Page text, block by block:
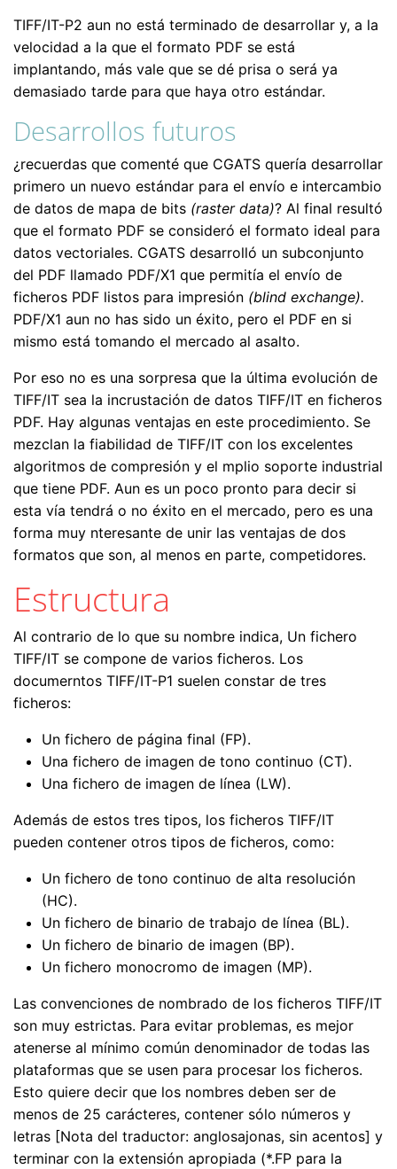
TIFF/IT-P2 aun no está terminado de desarrollar y, a la
velocidad a la que el formato PDF se está
implantando, más vale que se dé prisa o será ya
demasiado tarde para que haya otro estándar.
Desarrollos futuros
¿recuerdas que comenté que CGATS quería desarrollar
primero un nuevo estándar para el envío e intercambio
de datos de mapa de bits (raster data)? Al final resultó
que el formato PDF se consideró el formato ideal para
datos vectoriales. CGATS desarrolló un subconjunto
del PDF llamado PDF/X1 que permitía el envío de
ficheros PDF listos para impresión (blind exchange).
PDF/X1 aun no has sido un éxito, pero el PDF en si
mismo está tomando el mercado al asalto.
Por eso no es una sorpresa que la última evolución de
TIFF/IT sea la incrustación de datos TIFF/IT en ficheros
PDF. Hay algunas ventajas en este procedimiento. Se
mezclan la fiabilidad de TIFF/IT con los excelentes
algoritmos de compresión y el mplio soporte industrial
que tiene PDF. Aun es un poco pronto para decir si
esta vía tendrá o no éxito en el mercado, pero es una
forma muy nteresante de unir las ventajas de dos
formatos que son, al menos en parte, competidores.
Estructura
Al contrario de lo que su nombre indica, Un fichero
TIFF/IT se compone de varios ficheros. Los
documerntos TIFF/IT-P1 suelen constar de tres
ficheros:
Un fichero de página final (FP).
Una fichero de imagen de tono continuo (CT).
Una fichero de imagen de línea (LW).
Además de estos tres tipos, los ficheros TIFF/IT
pueden contener otros tipos de ficheros, como:
Un fichero de tono continuo de alta resolución
(HC).
Un fichero de binario de trabajo de línea (BL).
Un fichero de binario de imagen (BP).
Un fichero monocromo de imagen (MP).
Las convenciones de nombrado de los ficheros TIFF/IT
son muy estrictas. Para evitar problemas, es mejor
atenerse al mínimo común denominador de todas las
plataformas que se usen para procesar los ficheros.
Esto quiere decir que los nombres deben ser de
menos de 25 carácteres, contener sólo números y
letras [Nota del traductor: anglosajonas, sin acentos] y
terminar con la extensión apropiada (*.FP para la